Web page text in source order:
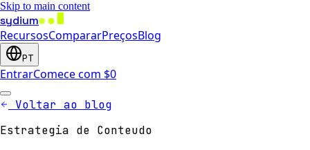
Skip to main content
sydium
RecursosCompararPreçosBlog
PT
EntrarComece com $0
Voltar ao blog
Estrategia de Conteudo